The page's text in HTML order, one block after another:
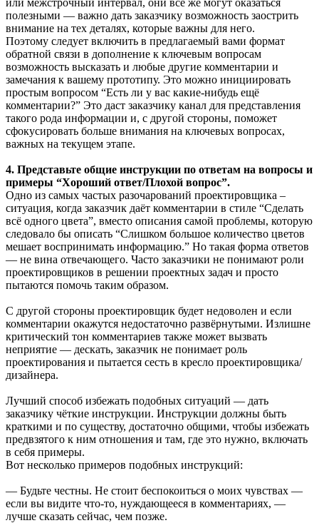
полезными — важно дать заказчику возможность заострить
внимание на тех деталях, которые важны для него.
Поэтому следует включить в предлагаемый вами формат
обратной связи в дополнение к ключевым вопросам
возможность высказать и любые другие комментарии и
замечания к вашему прототипу. Это можно инициировать
простым вопросом “Есть ли у вас какие-нибудь ещё
комментарии?” Это даст заказчику канал для представления
такого рода информации и, с другой стороны, поможет
сфокусировать больше внимания на ключевых вопросах,
важных на текущем этапе.
4. Представьте общие инструкции по ответам на вопросы и
примеры “Хороший ответ/Плохой вопрос”.
Одно из самых частых разочарований проектировщика –
ситуация, когда заказчик даёт комментарии в стиле “Сделать
всё одного цвета”, вместо описания самой проблемы, которую
следовало бы описать “Слишком большое количество цветов
мешает воспринимать информацию.” Но такая форма ответов
— не вина отвечающего. Часто заказчики не понимают роли
проектировщиков в решении проектных задач и просто
пытаются помочь таким образом.
С другой стороны проектировщик будет недоволен и если
комментарии окажутся недостаточно развёрнутыми. Излишне
критический тон комментариев также может вызвать
неприятие — дескать, заказчик не понимает роль
проектирования и пытается сесть в кресло проектировщика/
дизайнера.
Лучший способ избежать подобных ситуаций — дать
заказчику чёткие инструкции. Инструкции должны быть
краткими и по существу, достаточно общими, чтобы избежать
предвзятого к ним отношения и там, где это нужно, включать
в себя примеры.
Вот несколько примеров подобных инструкций:
— Будьте честны. Не стоит беспокоиться о моих чувствах —
если вы видите что-то, нуждающееся в комментариях, —
лучше сказать сейчас, чем позже.